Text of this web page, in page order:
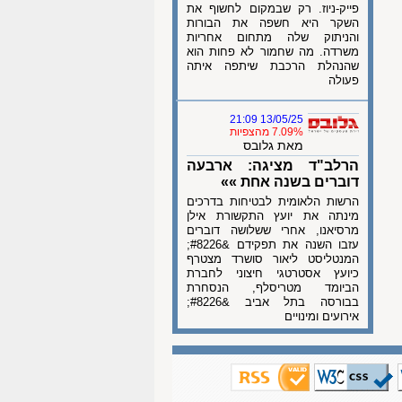
פייק-ניוז. רק שבמקום לחשוף את
השקר היא חשפה את הבורות
והניתוק שלה מתחום אחריות
משרדה. מה שחמור לא פחות הוא
שהנהלת הרכבת שיתפה איתה
פעולה
13/05/25 21:09
7.09% מהצפיות
מאת גלובס
​הרלב"ד מציגה: ארבעה
דוברים בשנה אחת »»
הרשות הלאומית לבטיחות בדרכים
מינתה את יועץ התקשורת אילן
מרסיאנו, אחרי ששלושה דוברים
עזבו השנה את תפקידם &#8226;
המנטליסט ליאור סושרד מצטרף
כיועץ אסטרטגי חיצוני לחברת
הביומד מטריסלף, הנסחרת
בבורסה בתל אביב &#8226;
אירועים ומינויים